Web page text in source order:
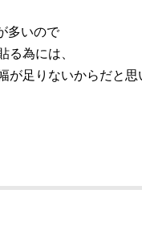
多いので
る為には、
が足りないからだと思